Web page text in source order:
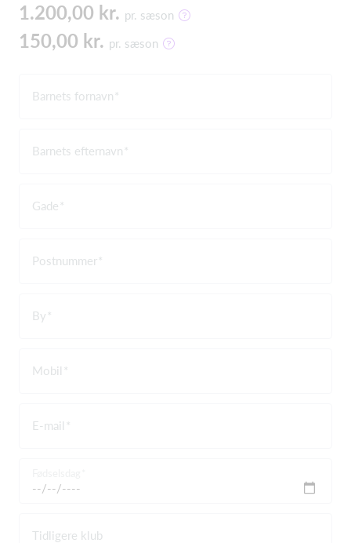
1.200,00 kr. pr. sæson
150,00 kr. pr. sæson
Barnets fornavn
Barnets efternavn
Gade
Postnummer
By
Mobil
E-mail
Tidligere klub